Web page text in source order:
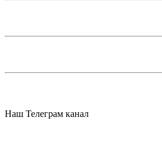
Наш Телеграм канал